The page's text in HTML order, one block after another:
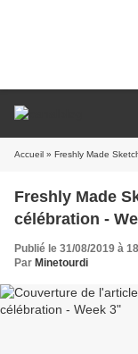
Accueil » Freshly Made
Freshly Made
célébration -
Publié le 31/08/2019 à
Par Minetourdi